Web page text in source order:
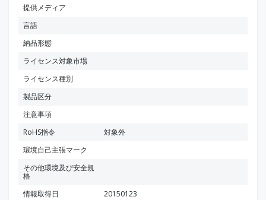
提供メディア
言語
納品形態
ライセンス対象市場
ライセンス種別
製品区分
注意事項
RoHS指令
対象外
環境自己主張マーク
その他環境及び安全規
格
情報取得日
20150123